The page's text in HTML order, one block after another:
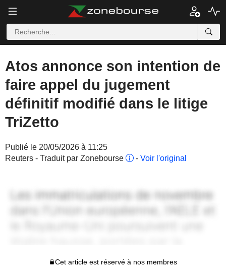
Atos annonce son intention de
faire appel du jugement
définitif modifié dans le litige
TriZetto
Publié le 20/05/2026 à 11:25
Reuters - Traduit par Zonebourse
- Voir l'original
Cet article est réservé à nos membres